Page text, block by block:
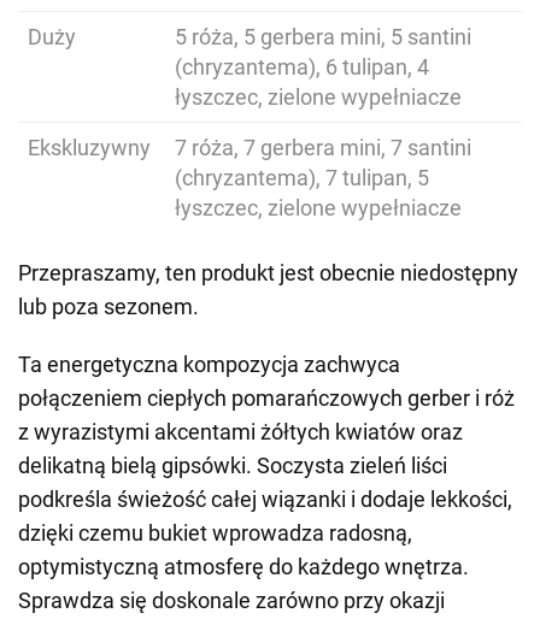
Duży
5 róża, 5 gerbera mini, 5 santini
(chryzantema), 6 tulipan, 4
łyszczec, zielone wypełniacze
Ekskluzywny
7 róża, 7 gerbera mini, 7 santini
(chryzantema), 7 tulipan, 5
łyszczec, zielone wypełniacze
Przepraszamy, ten produkt jest obecnie niedostępny
lub poza sezonem.
Ta energetyczna kompozycja zachwyca
połączeniem ciepłych pomarańczowych gerber i róż
z wyrazistymi akcentami żółtych kwiatów oraz
delikatną bielą gipsówki. Soczysta zieleń liści
podkreśla świeżość całej wiązanki i dodaje lekkości,
dzięki czemu bukiet wprowadza radosną,
optymistyczną atmosferę do każdego wnętrza.
Sprawdza się doskonale zarówno przy okazji